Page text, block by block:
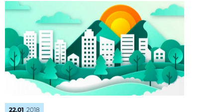
22.01 2018